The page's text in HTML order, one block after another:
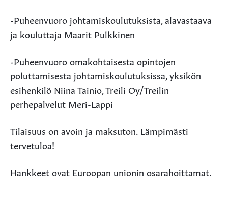
-Puheenvuoro johtamiskoulutuksista, alavastaava
ja kouluttaja Maarit Pulkkinen
-Puheenvuoro omakohtaisesta opintojen
poluttamisesta johtamiskoulutuksissa, yksikön
esihenkilö Niina Tainio, Treili Oy/Treilin
perhepalvelut Meri-Lappi
Tilaisuus on avoin ja maksuton. Lämpimästi
tervetuloa!
Hankkeet ovat Euroopan unionin osarahoittamat.